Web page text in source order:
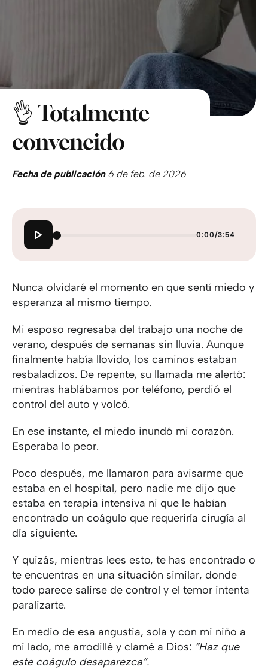
👌 Totalmente
convencido
Fecha de publicación6 de feb. de 2026
0:00/3:54
Nunca olvidaré el momento en que sentí miedo y
esperanza al mismo tiempo.
Mi esposo regresaba del trabajo una noche de
verano, después de semanas sin lluvia. Aunque
finalmente había llovido, los caminos estaban
resbaladizos. De repente, su llamada me alertó:
mientras hablábamos por teléfono, perdió el
control del auto y volcó.
En ese instante, el miedo inundó mi corazón.
Esperaba lo peor.
Poco después, me llamaron para avisarme que
estaba en el hospital, pero nadie me dijo que
estaba en terapia intensiva ni que le habían
encontrado un coágulo que requeriría cirugía al
día siguiente.
Y quizás, mientras lees esto, te has encontrado o
te encuentras en una situación similar, donde
todo parece salirse de control y el temor intenta
paralizarte.
En medio de esa angustia, sola y con mi niño a
mi lado, me arrodillé y clamé a Dios: “Haz que
este coágulo desaparezca”.